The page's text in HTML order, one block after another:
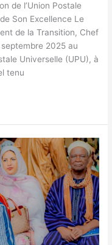
de l’Union Postale
Son Excellence Le
de la Transition, Chef
2025 au
Universelle (UPU), à
tenu